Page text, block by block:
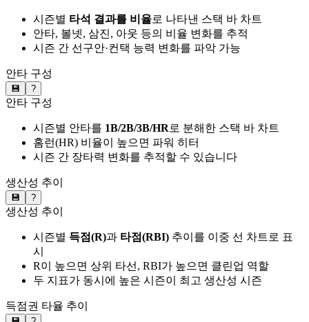
시즌별 타석 결과를 비율로 나타낸 스택 바 차트
안타, 볼넷, 삼진, 아웃 등의 비율 변화를 추적
시즌 간 선구안·컨택 능력 변화를 파악 가능
안타 구성
💾 ?
안타 구성
시즌별 안타를 1B/2B/3B/HR로 분해한 스택 바 차트
홈런(HR) 비율이 높으면 파워 히터
시즌 간 장타력 변화를 추적할 수 있습니다
생산성 추이
💾 ?
생산성 추이
시즌별 득점(R)과 타점(RBI) 추이를 이중 선 차트로 표
시
R이 높으면 상위 타선, RBI가 높으면 클린업 역할
두 지표가 동시에 높은 시즌이 최고 생산성 시즌
득점권 타율 추이